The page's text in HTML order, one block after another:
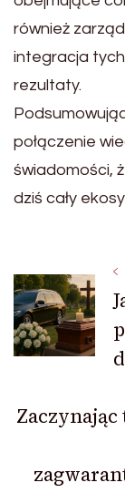
również
integracja
rezultaty.
połączenie
świadomości,
dziś cały
Post